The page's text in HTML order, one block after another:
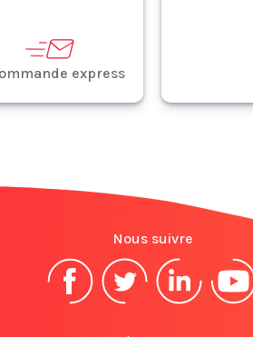
express
Nous suivre